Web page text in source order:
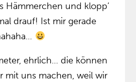
Hämmerchen und klopp’
drauf! Ist mir gerade
ehrlich… die können
mit uns machen, weil wir